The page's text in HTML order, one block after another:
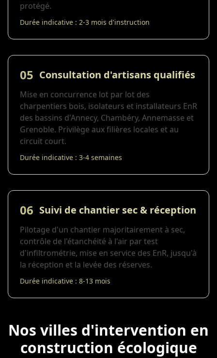
protégé.
Durée indicative : 2-3 mois d'instruction
05 Consultation d'artisans qualifiés
Mise en concurrence lot par lot des
charpentiers bois, isolateurs et installateurs EnR
des bassins d'Annecy, Chambéry, Annemasse et
Grenoble. Privilège aux filières locales et au
circuit court.
Durée indicative : 3-4 semaines
06 Suivi de chantier sec & réception
Pilotage d'un chantier majoritairement à sec,
contrôle de l'étanchéité à l'air par test
d'infiltrométrie, mise en service des EnR, jusqu'à
la réception et la levée des réserves.
Durée indicative : 8-13 mois
Nos villes d'intervention en
construction écologique